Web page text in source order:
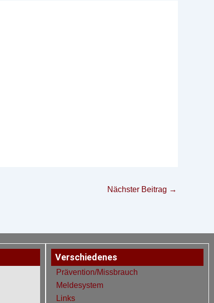
Nächster Beitrag →
Verschiedenes
Prävention/Missbrauch
Meldesystem
Links